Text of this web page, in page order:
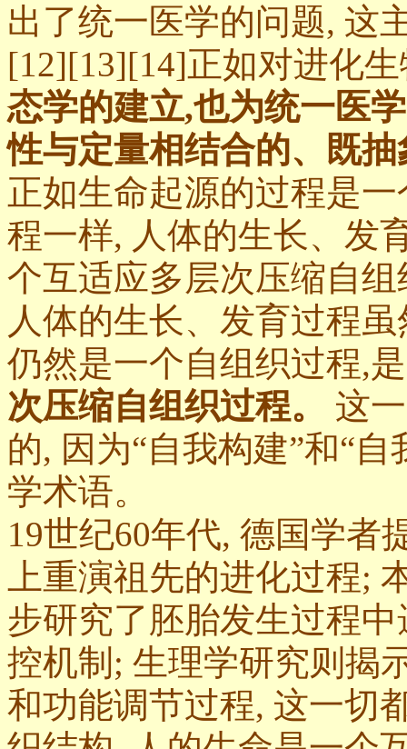
出了统一医学的问题, 这
[12][13][14]正如对进化
态学的建立,也为统一医
性与定量相结合的、既
正如生命起源的过程是
程一样, 人体的生长、发
个互适应多层次压缩自
人体的生长、发育过程
仍然是一个自组织过程,
次压缩自组织过程。
这
的, 因为“自我构建”和“
学术语。
19世纪60年代, 德国学者
上重演祖先的进化过程;
步研究了胚胎发生过程
控机制; 生理学研究则揭
和功能调节过程, 这一切